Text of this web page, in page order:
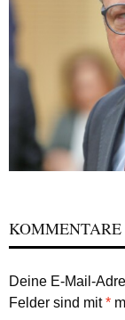
KOMMENTARE
Deine E-Mail-
Felder sind mit*